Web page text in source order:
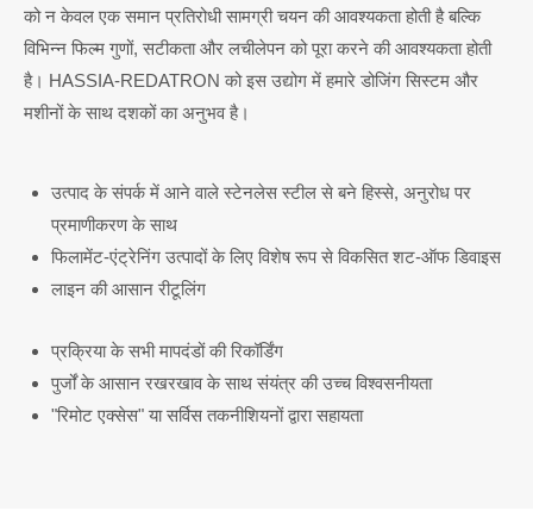
को न केवल एक समान प्रतिरोधी सामग्री चयन की आवश्यकता होती है बल्कि
विभिन्न फिल्म गुणों, सटीकता और लचीलेपन को पूरा करने की आवश्यकता होती
है। HASSIA-REDATRON को इस उद्योग में हमारे डोजिंग सिस्टम और
मशीनों के साथ दशकों का अनुभव है।
उत्पाद के संपर्क में आने वाले स्टेनलेस स्टील से बने हिस्से, अनुरोध पर
प्रमाणीकरण के साथ
फिलामेंट-एंट्रेनिंग उत्पादों के लिए विशेष रूप से विकसित शट-ऑफ डिवाइस
लाइन की आसान रीटूलिंग
प्रक्रिया के सभी मापदंडों की रिकॉर्डिंग
पुर्जों के आसान रखरखाव के साथ संयंत्र की उच्च विश्वसनीयता
"रिमोट एक्सेस" या सर्विस तकनीशियनों द्वारा सहायता